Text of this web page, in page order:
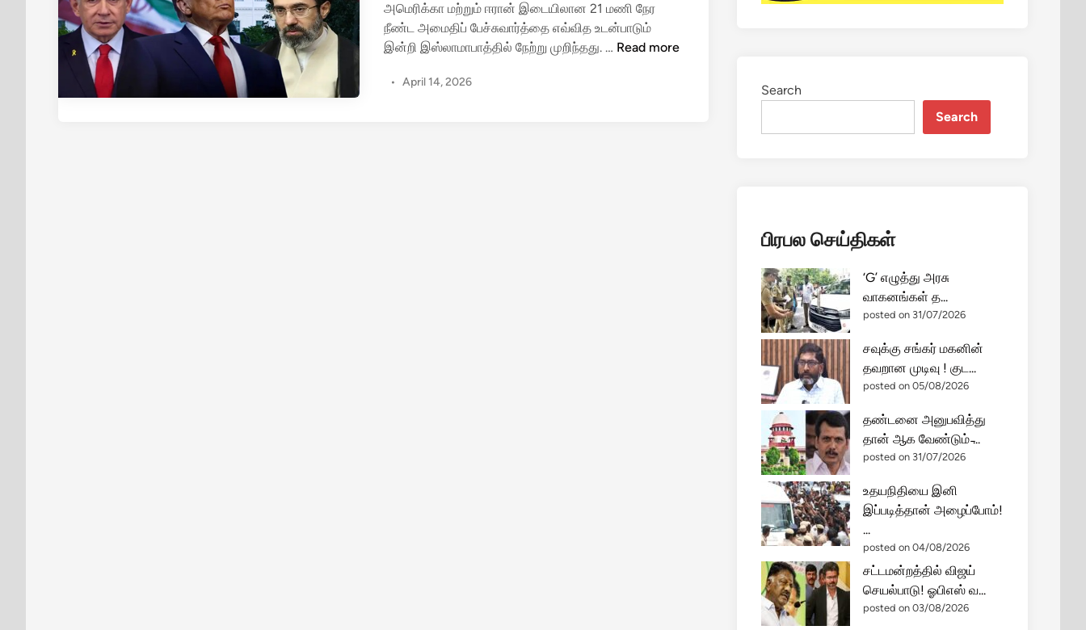
d
i
n
அமெரிக்கா மற்றும் ஈரான் இடையிலான 21 மணி நேர
நீண்ட அமைதிப் பேச்சுவார்த்தை எவ்வித உடன்பாடும்
இன்றி இஸ்லாமாபாத்தில் நேற்று முறிந்தது. … போ
Read more
• April 14, 2026
Search
Search
பிரபல செய்திகள்
‘G’ எழுத்து அரசு
வாகனங்கள் த...
posted on 31/07/2026
சவுக்கு சங்கர் மகனின்
தவறான முடிவு ! குட...
posted on 05/08/2026
தண்டனை அனுபவித்து
தான் ஆக வேண்டும் ̵...
posted on 31/07/2026
உதயநிதியை இனி
இப்படித்தான் அழைப்போம்!
...
posted on 04/08/2026
சட்டமன்றத்தில் விஜய்
செயல்பாடு! ஓபிஎஸ் வ...
posted on 03/08/2026